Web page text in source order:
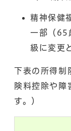
精神保健
一部（65
級に変更
下表の所得制
険料控除や障
す。）